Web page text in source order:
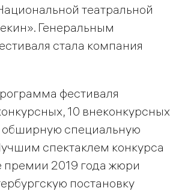
театральной
Генеральным
стала компания
фестиваля
10 внеконкурсных
обширную специальную
спектаклем конкурса
премии 2019 года жюри
постановку